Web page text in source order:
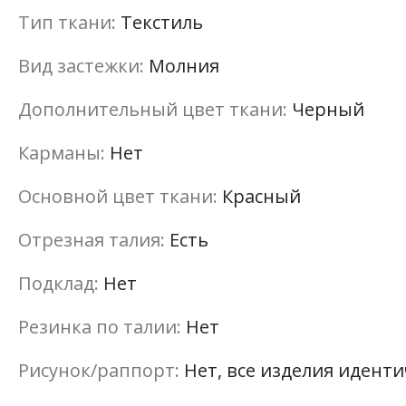
Тип ткани: Текстиль
Вид застежки: Молния
Дополнительный цвет ткани: Черный
Карманы: Нет
Основной цвет ткани: Красный
Отрезная талия: Есть
Подклад: Нет
Резинка по талии: Нет
Рисунок/раппорт: Нет, все изделия